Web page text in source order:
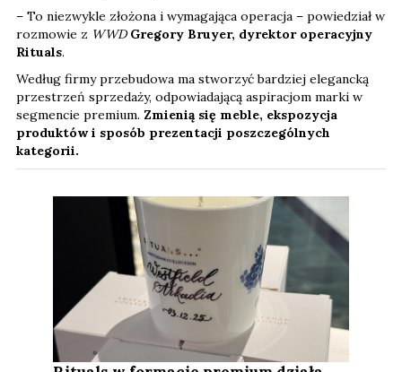
– To niezwykle złożona i wymagająca operacja – powiedział w
rozmowie z WWDGregory Bruyer, dyrektor operacyjny
Rituals.
Według firmy przebudowa ma stworzyć bardziej elegancką
przestrzeń sprzedaży, odpowiadającą aspiracjom marki w
segmencie premium. Zmienią się meble, ekspozycja
produktów i sposób prezentacji poszczególnych
kategorii.